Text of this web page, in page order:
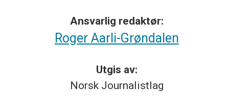
Ansvarlig redaktør:
Roger Aarli-Grøndalen
Utgis av:
Norsk Journalistlag